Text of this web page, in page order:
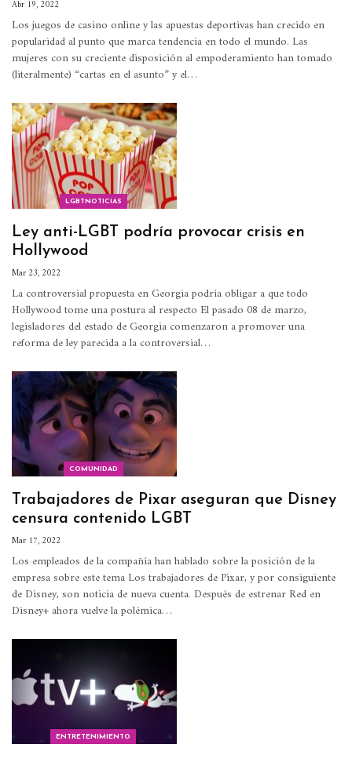
Abr 19, 2022
Los juegos de casino online y las apuestas deportivas han crecido en
popularidad al punto que marca tendencia en todo el mundo. Las
mujeres con su creciente disposición al empoderamiento han tomado
(literalmente) “cartas en el asunto” y el…
LGBTNOTICIAS
Ley anti-LGBT podría provocar crisis en
Hollywood
Mar 23, 2022
La controversial propuesta en Georgia podría obligar a que todo
Hollywood tome una postura al respecto El pasado 08 de marzo,
legisladores del estado de Georgia comenzaron a promover una
reforma de ley parecida a la controversial…
COMUNIDAD
Trabajadores de Pixar aseguran que Disney
censura contenido LGBT
Mar 17, 2022
Los empleados de la compañía han hablado sobre la posición de la
empresa sobre este tema Los trabajadores de Pixar, y por consiguiente
de Disney, son noticia de nueva cuenta. Después de estrenar Red en
Disney+ ahora vuelve la polémica…
ENTRETENIMIENTO